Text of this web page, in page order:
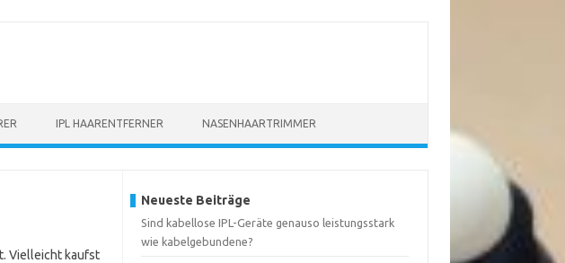
IPL HAARENTFERNER NASENHAARTRIMMER
Vielleicht kaufst
Neueste Beiträge
Sind kabellose IPL-Geräte genauso leistungsstark
wie kabelgebundene?